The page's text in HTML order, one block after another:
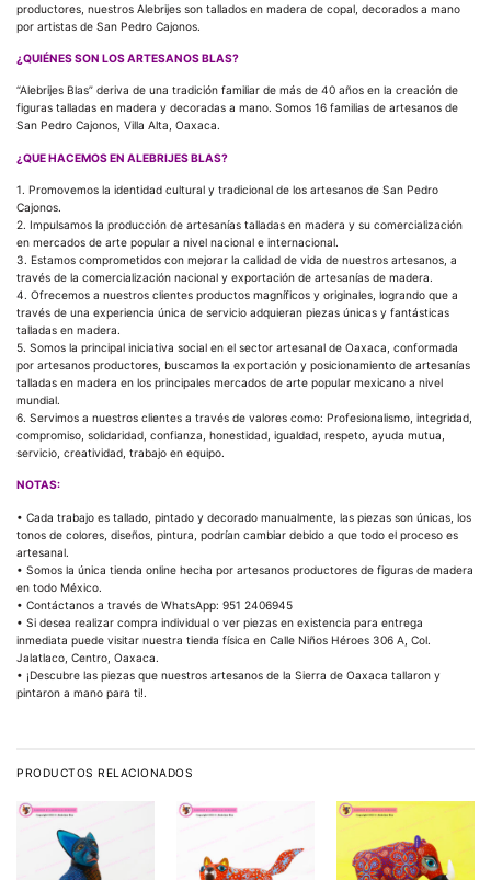
productores, nuestros Alebrijes son tallados en madera de copal, decorados a mano
por artistas de San Pedro Cajonos.
¿QUIÉNES SON LOS ARTESANOS BLAS?
“Alebrijes Blas” deriva de una tradición familiar de más de 40 años en la creación de
figuras talladas en madera y decoradas a mano. Somos 16 familias de artesanos de
San Pedro Cajonos, Villa Alta, Oaxaca.
¿QUE HACEMOS EN ALEBRIJES BLAS?
1. Promovemos la identidad cultural y tradicional de los artesanos de San Pedro
Cajonos.
2. Impulsamos la producción de artesanías talladas en madera y su comercialización
en mercados de arte popular a nivel nacional e internacional.
3. Estamos comprometidos con mejorar la calidad de vida de nuestros artesanos, a
través de la comercialización nacional y exportación de artesanías de madera.
4. Ofrecemos a nuestros clientes productos magníficos y originales, logrando que a
través de una experiencia única de servicio adquieran piezas únicas y fantásticas
talladas en madera.
5. Somos la principal iniciativa social en el sector artesanal de Oaxaca, conformada
por artesanos productores, buscamos la exportación y posicionamiento de artesanías
talladas en madera en los principales mercados de arte popular mexicano a nivel
mundial.
6. Servimos a nuestros clientes a través de valores como: Profesionalismo, integridad,
compromiso, solidaridad, confianza, honestidad, igualdad, respeto, ayuda mutua,
servicio, creatividad, trabajo en equipo.
NOTAS:
• Cada trabajo es tallado, pintado y decorado manualmente, las piezas son únicas, los
tonos de colores, diseños, pintura, podrían cambiar debido a que todo el proceso es
artesanal.
• Somos la única tienda online hecha por artesanos productores de figuras de madera
en todo México.
• Contáctanos a través de WhatsApp: 951 2406945
• Si desea realizar compra individual o ver piezas en existencia para entrega
inmediata puede visitar nuestra tienda física en Calle Niños Héroes 306 A, Col.
Jalatlaco, Centro, Oaxaca.
• ¡Descubre las piezas que nuestros artesanos de la Sierra de Oaxaca tallaron y
pintaron a mano para ti!.
PRODUCTOS RELACIONADOS